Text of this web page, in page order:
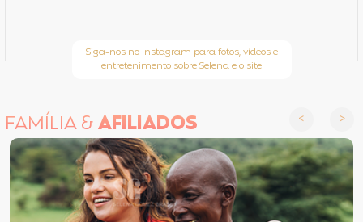
Siga-nos no Instagram para fotos, vídeos e
entretenimento sobre Selena e o site
FAMÍLIA &AFILIADOS